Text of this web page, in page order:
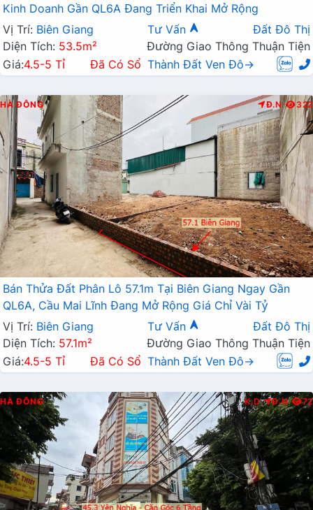
Kinh Doanh Gần QL6A Đang Triển Khai Mở Rộng
Vị Trí: Biên Giang Tư Vấn
Đất Đô Thị
Diện Tích: 53.5m²
Đường Giao Thông Thuận Tiện
Giá:4.5-5 Tỉ Đã Có Sổ Thành Đất Ven Đô→
HÀ ĐÔNG Đ.N 322
Bán Thửa Đất Phân Lô 57.1m Tại Biên Giang Ngay Gần
QL6A, Cầu Mai Lĩnh Đang Mở Rộng Giá Chỉ Vài Tỷ
Vị Trí: Biên Giang Tư Vấn
Đất Đô Thị
Diện Tích: 57.1m²
Đường Giao Thông Thuận Tiện
Giá:4.5-5 Tỉ Đã Có Sổ Thành Đất Ven Đô→
HÀ ĐÔNG K.D Đ.N 72